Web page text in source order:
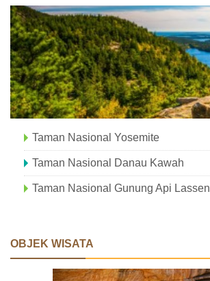
Taman Nasional Yosemite
Taman Nasional Danau Kawah
Taman Nasional Gunung Api Lassen
OBJEK WISATA